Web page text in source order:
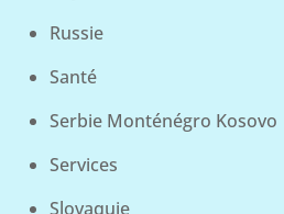
Russie
Santé
Serbie Monténégro Kosovo
Services
Slovaquie